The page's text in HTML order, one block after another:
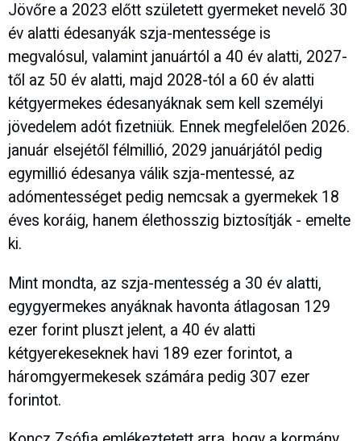
Jövőre a 2023 előtt született gyermeket nevelő 30
év alatti édesanyák szja-mentessége is
megvalósul, valamint januártól a 40 év alatti, 2027-
től az 50 év alatti, majd 2028-tól a 60 év alatti
kétgyermekes édesanyáknak sem kell személyi
jövedelem adót fizetniük. Ennek megfelelően 2026.
január elsejétől félmillió, 2029 januárjától pedig
egymillió édesanya válik szja-mentessé, az
adómentességet pedig nemcsak a gyermekek 18
éves koráig, hanem élethosszig biztosítják - emelte
ki.
Mint mondta, az szja-mentesség a 30 év alatti,
egygyermekes anyáknak havonta átlagosan 129
ezer forint pluszt jelent, a 40 év alatti
kétgyerekeseknek havi 189 ezer forintot, a
háromgyermekesek számára pedig 307 ezer
forintot.